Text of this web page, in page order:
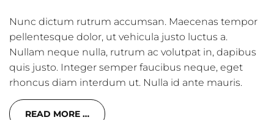
Nunc dictum rutrum accumsan. Maecenas tempor
pellentesque dolor, ut vehicula justo luctus a.
Nullam neque nulla, rutrum ac volutpat in, dapibus
quis justo. Integer semper faucibus neque, eget
rhoncus diam interdum ut. Nulla id ante mauris.
READ MORE …